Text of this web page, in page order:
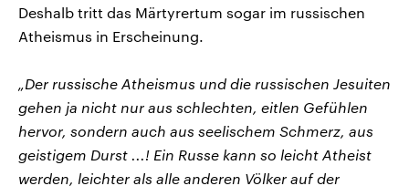
Deshalb tritt das Märtyrertum sogar im russischen
Atheismus in Erscheinung.
„Der russische Atheismus und die russischen Jesuiten
gehen ja nicht nur aus schlechten, eitlen Gefühlen
hervor, sondern auch aus seelischem Schmerz, aus
geistigem Durst ...! Ein Russe kann so leicht Atheist
werden, leichter als alle anderen Völker auf der